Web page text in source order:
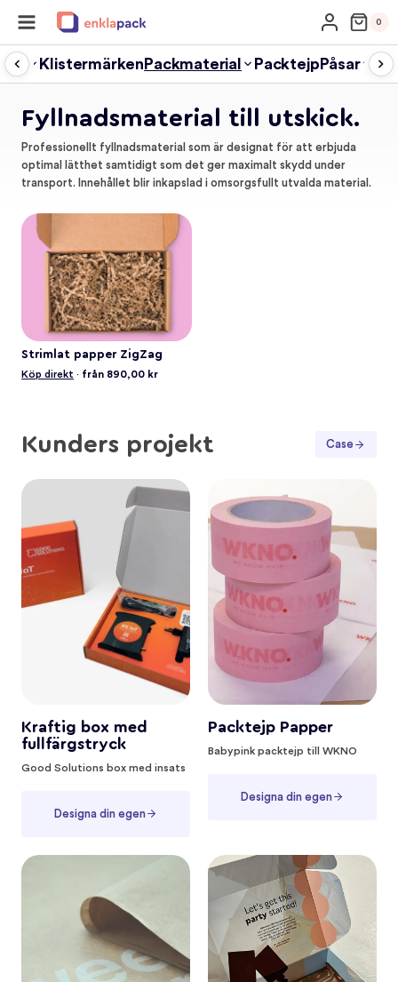
content
0
Klistermärken Packmaterial Packtejp Påsar
Fyllnadsmaterial till utskick.
Professionellt fyllnadsmaterial som är designat för att erbjuda
optimal lätthet samtidigt som det ger maximalt skydd under
transport. Innehållet blir inkapslad i omsorgsfullt utvalda material.
Strimlat papper ZigZag
Köp direkt · från 890,00 kr
Kunders projekt Case
Kraftig box med
fullfärgstryck
Good Solutions box med insats
Designa din egen
Packtejp Papper
Babypink packtejp till WKNO
Designa din egen